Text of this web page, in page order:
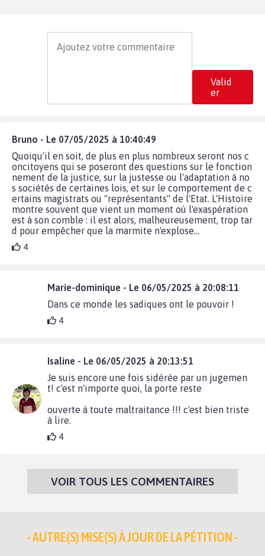
Valid
er
Bruno - Le 07/05/2025 à 10:40:49
Quoiqu'il en soit, de plus en plus nombreux seront nos c
oncitoyens qui se poseront des questions sur le fonction
nement de la justice, sur la justesse ou l'adaptation à no
s sociétés de certaines lois, et sur le comportement de c
ertains magistrats ou "représentants" de l'Etat. L'Histoire
montre souvent que vient un moment où l'exaspération
est à son comble : il est alors, malheureusement, trop tar
d pour empêcher que la marmite n'explose...
4
Marie-dominique - Le 06/05/2025 à 20:08:11
Dans ce monde les sadiques ont le pouvoir !
4
Isaline - Le 06/05/2025 à 20:13:51
Je suis encore une fois sidérée par un jugemen
t! c'est n'importe quoi, la porte reste
ouverte à toute maltraitance !!! c'est bien triste
à lire.
4
VOIR TOUS LES COMMENTAIRES
- AUTRE(S) MISE(S) À JOUR DE LA PÉTITION -